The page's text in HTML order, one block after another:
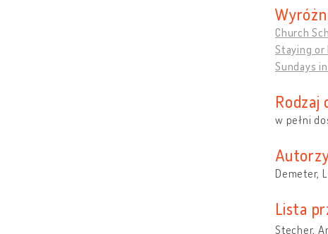
Church
Staying or
Sundays
Rodzaj
w pełni
Demeter,
Lista
Stecher,